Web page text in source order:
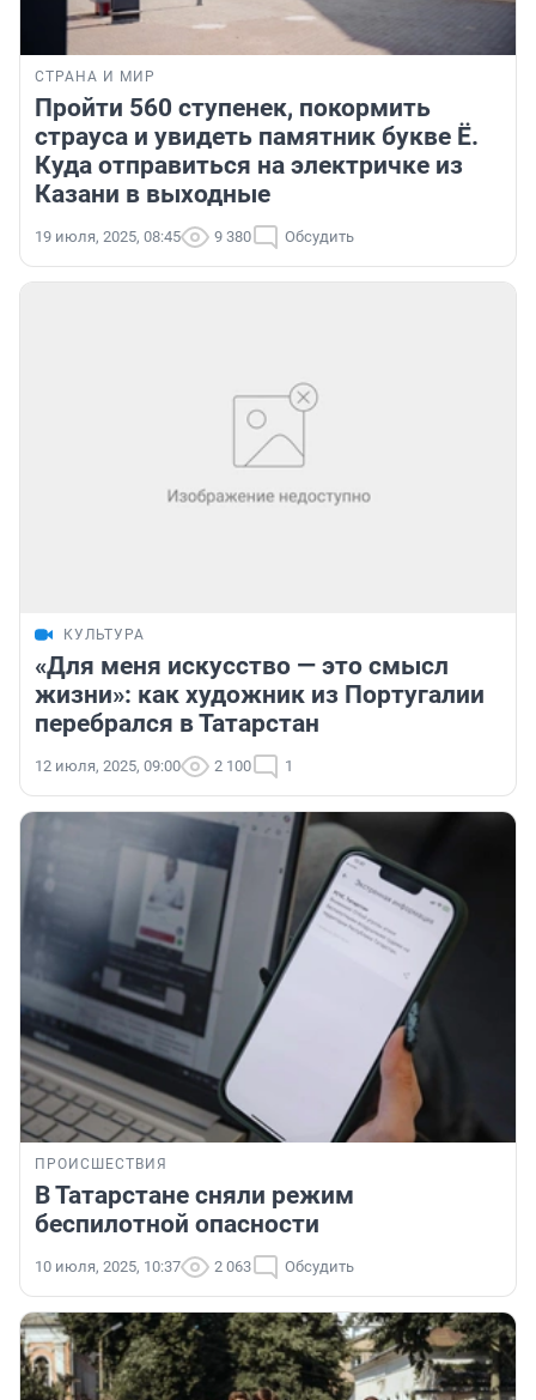
СТРАНА И МИР
Пройти 560 ступенек, покормить
страуса и увидеть памятник букве Ё.
Куда отправиться на электричке из
Казани в выходные
19 июля, 2025, 08:45 9 380 Обсудить
КУЛЬТУРА
«Для меня искусство — это смысл
жизни»: как художник из Португалии
перебрался в Татарстан
12 июля, 2025, 09:00 2 100 1
ПРОИСШЕСТВИЯ
В Татарстане сняли режим
беспилотной опасности
10 июля, 2025, 10:37 2 063 Обсудить